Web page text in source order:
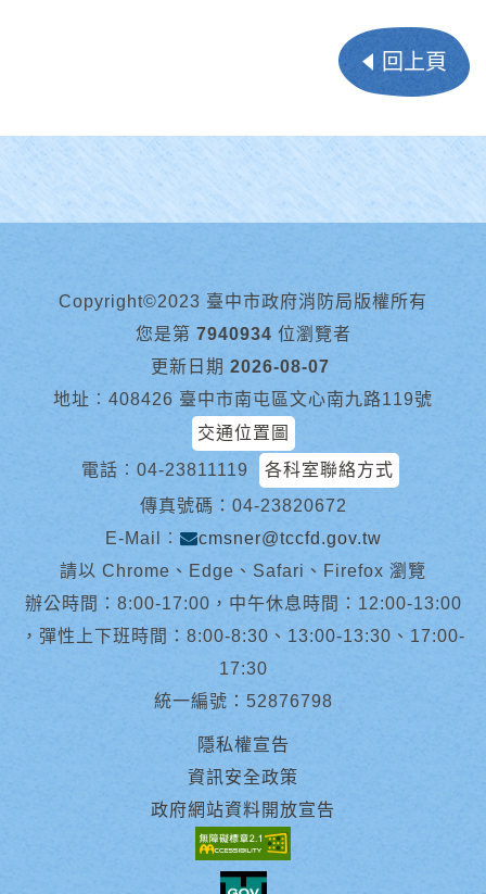
回上頁
Copyright©2023 臺中市政府消防局版權所有
您是第 7940934 位瀏覽者
更新日期 2026-08-07
地址︰408426 臺中市南屯區文心南九路119號
交通位置圖
電話︰ 04-23811119
各科室聯絡方式
傳真號碼：04-23820672
E-Mail︰
cmsner@tccfd.gov.tw
請以 Chrome、Edge、Safari、Firefox 瀏覽
辦公時間：8:00-17:00，中午休息時間：12:00-13:00
，彈性上下班時間：8:00-8:30、13:00-13:30、17:00-
17:30
統一編號：52876798
隱私權宣告
資訊安全政策
政府網站資料開放宣告